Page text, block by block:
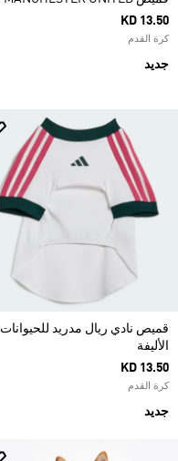
KD 13.50
كرة القدم
جديد
قميص نادي ريال مدريد للحيوانات
الأليفة
KD 13.50
كرة القدم
جديد